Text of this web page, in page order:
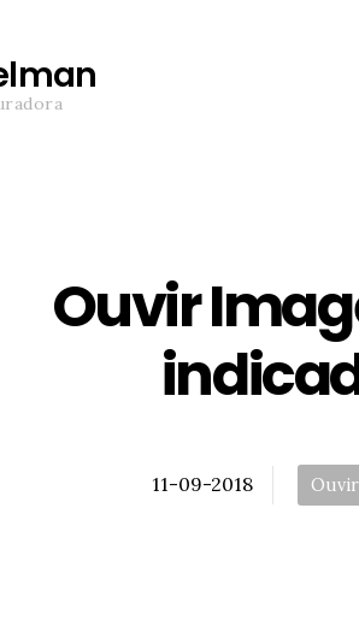
Ouvir
11-09-2018
Tags: